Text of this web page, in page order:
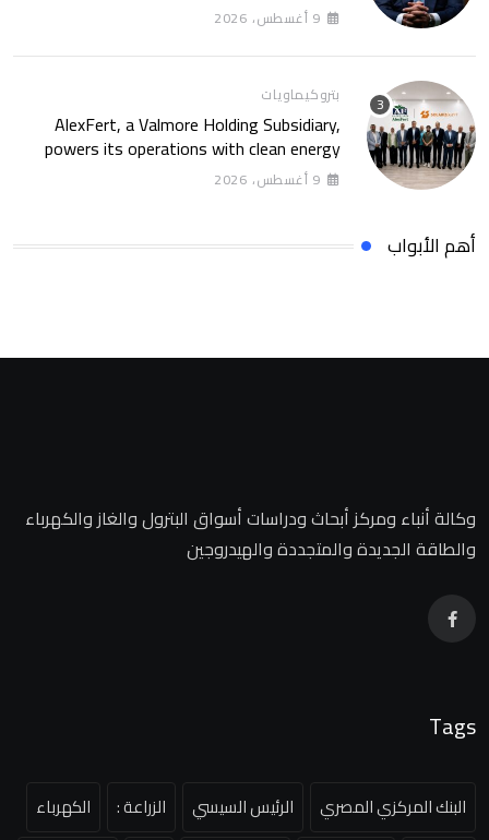
الروسى
9 أغسطس، 2026
بتروكيماويات
AlexFert, a Valmore Holding Subsidiary,
powers its operations with clean energy
through a 30-year partnership with
SolarizEgypt
9 أغسطس، 2026
أهم الأبواب
وكالة أنباء ومركز أبحاث ودراسات أسواق البترول والغاز والكهرباء
والطاقة الجديدة والمتجددة والهيدروجين
Tags
البنك المركزي المصري الرئيس السيسي الزراعة :
الكهرباء